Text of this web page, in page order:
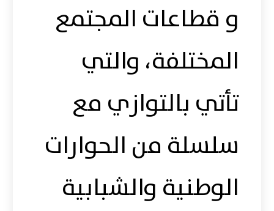
و قطاعات المجتمع
المختلفة، والتي
تأتي بالتوازي مع
سلسلة من الحوارات
الوطنية والشبابية